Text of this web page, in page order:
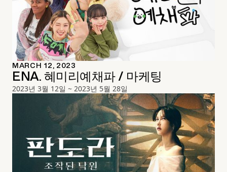
MARCH 12, 2023
ENA. 혜미리예채파 / 마케팅
2023년 3월 12일 ~ 2023년 5월 28일